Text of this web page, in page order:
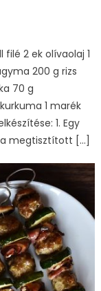
filé 2 ek olívaolaj 1
200 g rizs
70 g
1 marék
1. Egy
megtisztított […]